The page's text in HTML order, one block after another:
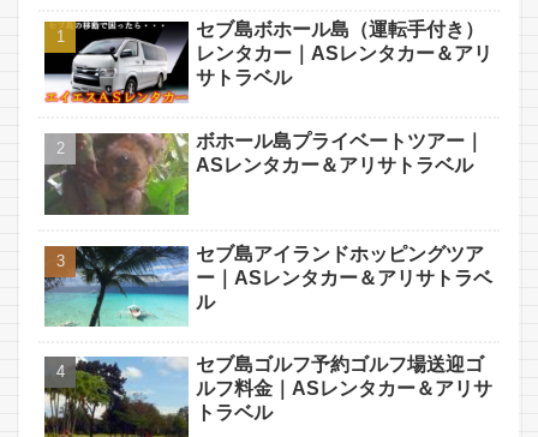
セブ島ボホール島（運転手付き）
レンタカー｜ASレンタカー＆アリ
サトラベル
ボホール島プライベートツアー｜
ASレンタカー＆アリサトラベル
セブ島アイランドホッピングツア
ー｜ASレンタカー＆アリサトラベ
ル
セブ島ゴルフ予約ゴルフ場送迎ゴ
ルフ料金｜ASレンタカー＆アリサ
トラベル